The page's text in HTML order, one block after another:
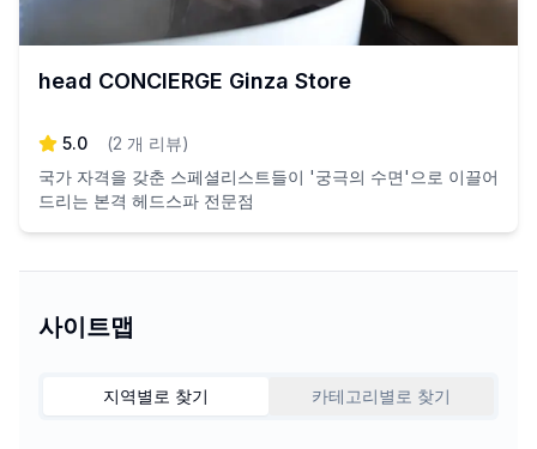
head CONCIERGE Ginza Store
5.0 (2 개 리뷰)
국가 자격을 갖춘 스페셜리스트들이 '궁극의 수면'으로 이끌어
드리는 본격 헤드스파 전문점
사이트맵
지역별로 찾기 카테고리별로 찾기